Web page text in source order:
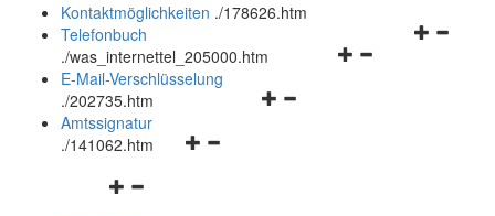
Kontaktmöglichkeiten ./178626.htm
Navigationsmenü
Telefonbuch
./was_internettel_205000.htm
Navigationsmenü
E-Mail-Verschlüsselung
./202735.htm
Navigationsmenü
Amtssignatur
./141062.htm
Navigationsmenü